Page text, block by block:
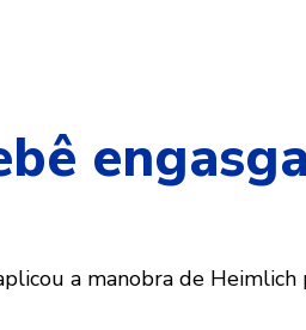
a manobra de Heimlich